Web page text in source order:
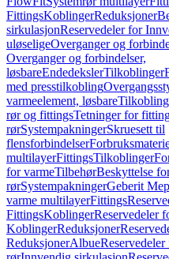
FittingsKoblingerReduksjoner
sirkulasjonReservedeler for
uløseligeOverganger og
Overganger og forbindelser,
løsbareEndedekslerTilkoblinger
med presstilkobling
varmeelement, løsbare
rør og fittingsTetninger for
rørSystempakningerSkruesett til
flensforbindelser
multilayerFittingsTilkoblinger
for varmeTilbehørBeskyttelse
rørSystempakningerGeberit
varme multilayerFittings
FittingsKoblingerReservedeler
KoblingerReduksjoner
ReduksjonerAlbue